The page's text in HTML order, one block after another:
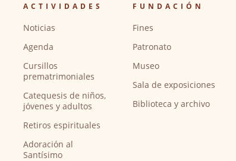
ACTIVIDADES
Noticias
Agenda
Cursillos
prematrimoniales
Catequesis de niños,
jóvenes y adultos
Retiros espirituales
Adoración al
Santísimo
FUNDACIÓN
Fines
Patronato
Museo
Sala de exposiciones
Biblioteca y archivo